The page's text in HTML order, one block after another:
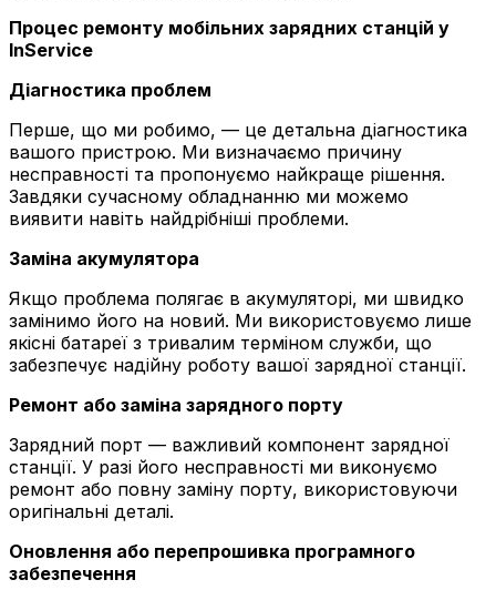
Процес ремонту мобільних зарядних станцій у
InService
Діагностика проблем
Перше, що ми робимо, — це детальна діагностика
вашого пристрою. Ми визначаємо причину
несправності та пропонуємо найкраще рішення.
Завдяки сучасному обладнанню ми можемо
виявити навіть найдрібніші проблеми.
Заміна акумулятора
Якщо проблема полягає в акумуляторі, ми швидко
замінимо його на новий. Ми використовуємо лише
якісні батареї з тривалим терміном служби, що
забезпечує надійну роботу вашої зарядної станції.
Ремонт або заміна зарядного порту
Зарядний порт — важливий компонент зарядної
станції. У разі його несправності ми виконуємо
ремонт або повну заміну порту, використовуючи
оригінальні деталі.
Оновлення або перепрошивка програмного
забезпечення